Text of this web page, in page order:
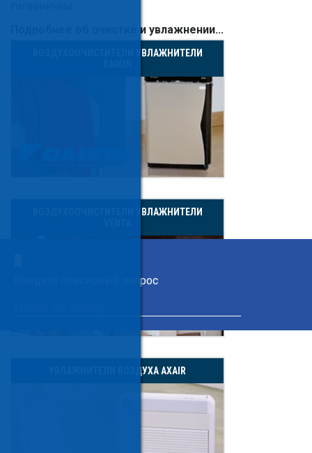
Введите поисковый запрос
Подробнее об очистке и увлажнении...
ВОЗДУХООЧИСТИТЕЛИ УВЛАЖНИТЕЛИ
ВОЗДУХООЧИСТИТЕЛИ УВЛАЖНИТЕЛИ
УВЛАЖНИТЕЛИ ВОЗДУХА AXAIR